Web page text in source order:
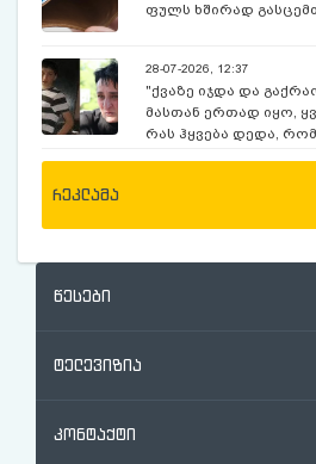
ფულს ხშირად
28-07-2026, 12:37
"ქვაზე იჯდა და
მასთან ერთად იყო,
რას ჰყვება დედა,
რეკლამა
წესები
ტელევიზია
კონტაქტი